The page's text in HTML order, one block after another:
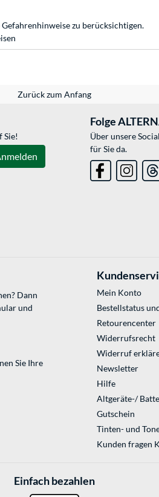
zu berücksichtigen.
Zurück zum Anfang
Sie!
Folge
Über unsere
für Sie da.
Dann
und
Sie Ihre
Mein Konto
Bestellstatus
Retourencenter
Widerrufsrecht
Widerruf
Newsletter
Hilfe
Altgeräte-/
Gutschein
Tinten- und
Kunden fragen
Einfach bezahlen